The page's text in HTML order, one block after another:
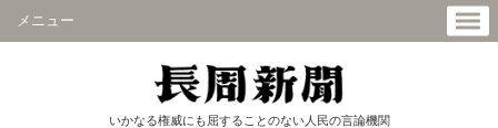
メニュー
いかなる権威にも屈することのない人民の言論機関